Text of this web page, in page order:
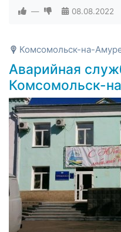
— 08.08.2022
Комсомольск-на-
Аварийная
Комсомольск-